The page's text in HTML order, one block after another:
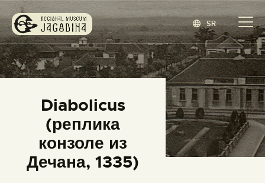
SR
Diabolicus
(реплика
конзоле из
Дечана, 1335)
ЗАВИЧАЈНИ МУЗЕЈ ЈАГОДИНА
www.jagodina.museum
ЗБИРКЕ
ИЗЛОЖБЕ
ДОГАЂАЈИ
ИЗДАВАШТВО